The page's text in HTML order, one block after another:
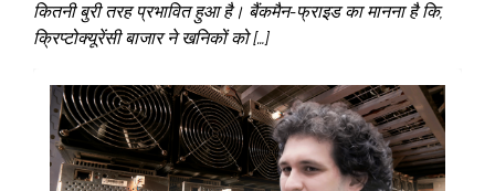
कितनी बुरी तरह प्रभावित हुआ है। बैंकमैन-फ्राइड का मानना ​​​​है कि,
क्रिप्टोक्यूरेंसी बाजार ने खनिकों को […]